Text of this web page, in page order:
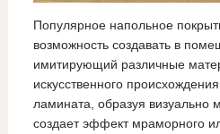
Популярное напольное
возможность создавать в
имитирующий различные
искусственного
ламината, образуя визуально
создает эффект мраморного